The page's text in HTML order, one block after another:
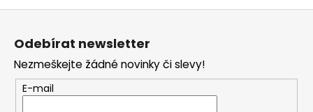
Z
Odebírat newsletter
Nezmeškejte žádné novinky či slevy!
E-mail